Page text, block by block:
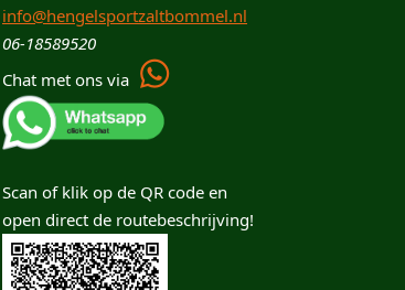
info@hengelsportzaltbommel.nl
06-18589520
Chat met ons via
Scan of klik op de QR code en
open direct de routebeschrijving!